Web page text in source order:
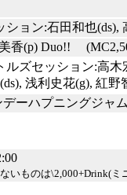
ョン:石田和也(ds),
香(p) Duo!!
ルズセッション:高木
浅利史花(g), 紅野
ーハプニングジャ
いものは\2,000+Drink(ミ